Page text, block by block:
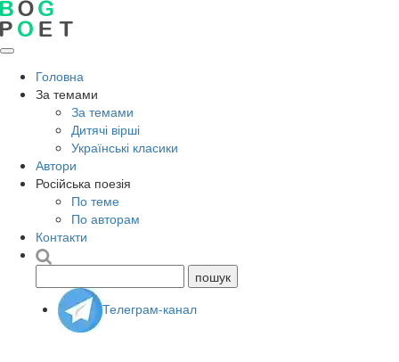
Головна
За темами
За темами
Дитячі вірші
Українські класики
Автори
Російська поезія
По теме
По авторам
Контакти
Телеграм-канал